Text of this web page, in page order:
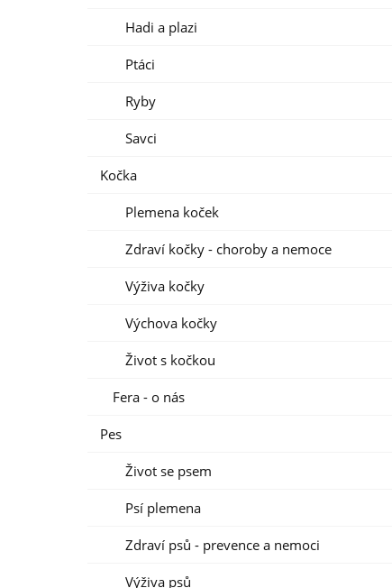
Hadi a plazi
Ptáci
Ryby
Savci
Kočka
Plemena koček
Zdraví kočky - choroby a nemoce
Výživa kočky
Výchova kočky
Život s kočkou
Fera - o nás
Pes
Život se psem
Psí plemena
Zdraví psů - prevence a nemoci
Výživa psů